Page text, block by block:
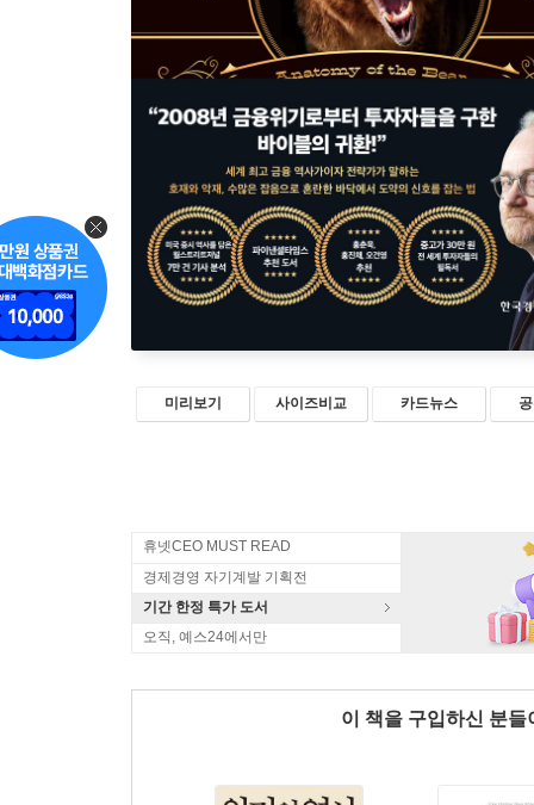
미리보기 사이즈비교 카드뉴스
휴넷CEO MUST READ
경제경영 자기계발 기획전
기간 한정 특가 도서
오직, 예스24에서만
이 책을 구입하신 분